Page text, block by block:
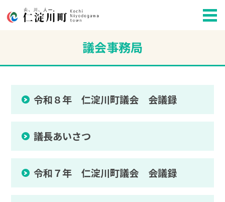
議会事務局
令和８年 仁淀川町議会 会議録
議長あいさつ
令和７年 仁淀川町議会 会議録